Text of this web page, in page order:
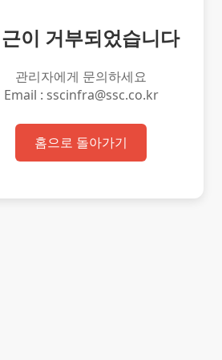
이 거부되었습니다
관리자에게 문의하세요
Email : sscinfra@ssc.co.kr
홈으로 돌아가기